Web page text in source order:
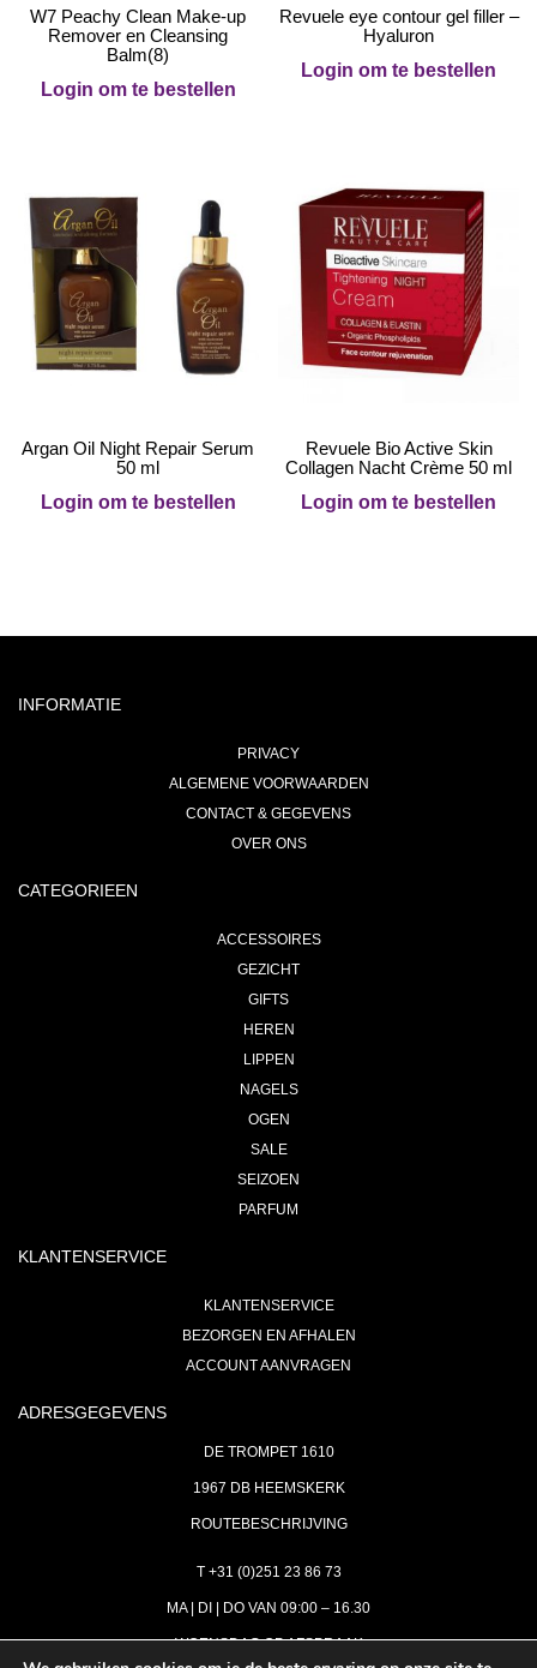
W7 Peachy Clean Make-up
Remover en Cleansing
Balm(8)
Login om te bestellen
Revuele eye contour gel filler –
Hyaluron
Login om te bestellen
Argan Oil Night Repair Serum
50 ml
Login om te bestellen
Revuele Bio Active Skin
Collagen Nacht Crème 50 ml
Login om te bestellen
INFORMATIE
PRIVACY
ALGEMENE VOORWAARDEN
CONTACT & GEGEVENS
OVER ONS
CATEGORIEEN
ACCESSOIRES
GEZICHT
GIFTS
HEREN
LIPPEN
NAGELS
OGEN
SALE
SEIZOEN
PARFUM
KLANTENSERVICE
KLANTENSERVICE
BEZORGEN EN AFHALEN
ACCOUNT AANVRAGEN
ADRESGEGEVENS
DE TROMPET 1610
1967 DB HEEMSKERK
ROUTEBESCHRIJVING
T +31 (0)251 23 86 73
MA | DI | DO VAN 09:00 – 16.30
WOENSDAG OP AFSPRAAK